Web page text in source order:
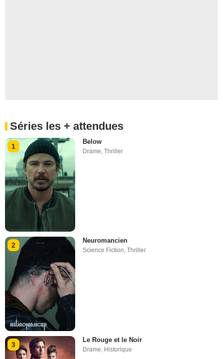
Séries les + attendues
1
Below
Drame,Thriller
2
Neuromancien
Science Fiction,Thriller
3
Le Rouge et le Noir
Drame Historique